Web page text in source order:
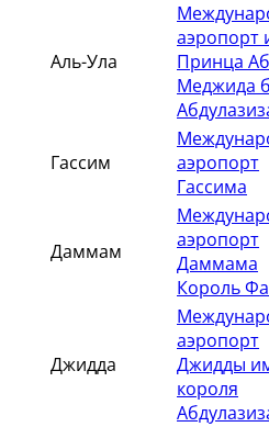
Аль-Ула
аэропорт
Принца
Меджида
Гассим
аэропорт
Гассима
Даммам
аэропорт
Даммама
Король
Джидда
аэропорт
Джидды
короля